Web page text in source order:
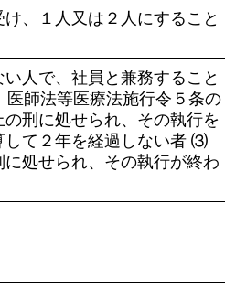
、１人又は２人にすること
人で、社員と兼務すること
師法等医療法施行令５条の
刑に処せられ、その執行を
して２年を経過しない者 ⑶
処せられ、その執行が終わ